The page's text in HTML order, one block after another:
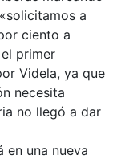
a
ciento a
primer
Videla, ya que
necesita
no llegó a dar
en una nueva